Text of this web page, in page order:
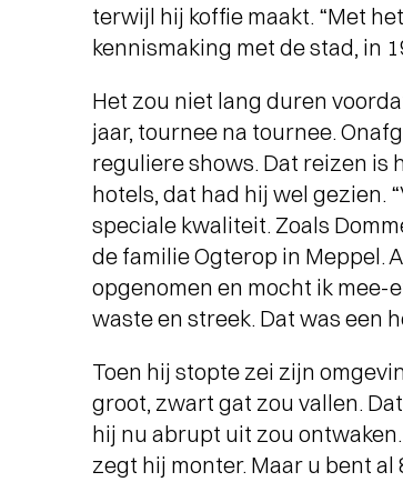
VOORSTELLINGEN
KLEINE EN GROTE
- Schuif aan bij SPOT
mooiste jeugdtheater!
terwijl hij koffie maakt. “Met
kennismaking met de stad, in
Het zou niet lang duren
jaar, tournee na tournee.
reguliere shows. Dat reizen is
hotels, dat had hij wel gezien.
speciale kwaliteit. Zoals
de familie Ogterop in Meppel.
opgenomen en mocht ik mee-
waste en streek. Dat was een
Toen hij stopte zei zijn
groot, zwart gat zou vallen.
hij nu abrupt uit zou
zegt hij monter. Maar u bent al